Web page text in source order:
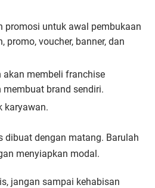
promosi untuk awal pembukaan
promo, voucher, banner, dan
akan membeli franchise
brand sendiri.
karyawan.
dibuat dengan matang. Barulah
menyiapkan modal.
jangan sampai kehabisan